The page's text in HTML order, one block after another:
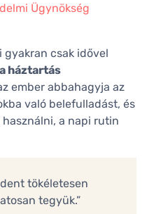
Ügynökség
gyakran csak idővel
háztartás
ember abbahagyja az
való belefulladást, és
a napi rutin
tökéletesen
tegyük.”